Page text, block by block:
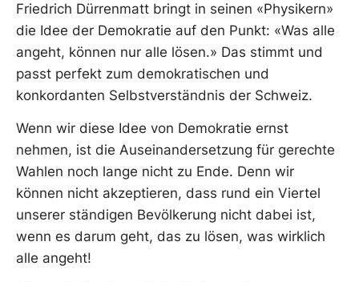
Friedrich Dürrenmatt bringt in seinen «Physikern»
die Idee der Demokratie auf den Punkt: «Was alle
angeht, können nur alle lösen.» Das stimmt und
passt perfekt zum demokratischen und
konkordanten Selbstverständnis der Schweiz.
Wenn wir diese Idee von Demokratie ernst
nehmen, ist die Auseinandersetzung für gerechte
Wahlen noch lange nicht zu Ende. Denn wir
können nicht akzeptieren, dass rund ein Viertel
unserer ständigen Bevölkerung nicht dabei ist,
wenn es darum geht, das zu lösen, was wirklich
alle angeht!